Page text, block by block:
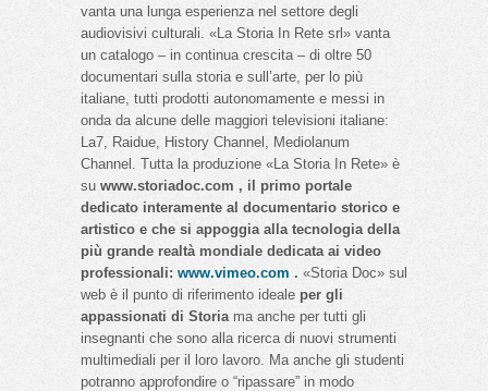
vanta una lunga esperienza nel settore degli
audiovisivi culturali. «La Storia In Rete srl» vanta
un catalogo – in continua crescita – di oltre 50
documentari sulla storia e sull’arte, per lo più
italiane, tutti prodotti autonomamente e messi in
onda da alcune delle maggiori televisioni italiane:
La7, Raidue, History Channel, Mediolanum
Channel. Tutta la produzione «La Storia In Rete» è
su www.storiadoc.com , il primo portale
dedicato interamente al documentario storico e
artistico e che si appoggia alla tecnologia della
più grande realtà mondiale dedicata ai video
professionali: www.vimeo.com . «Storia Doc» sul
web è il punto di riferimento ideale per gli
appassionati di Storiama anche per tutti gli
insegnanti che sono alla ricerca di nuovi strumenti
multimediali per il loro lavoro. Ma anche gli studenti
potranno approfondire o “ripassare” in modo